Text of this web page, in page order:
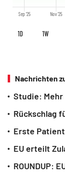
Sep '25 Nov '25
1D 1W
Nachrichten